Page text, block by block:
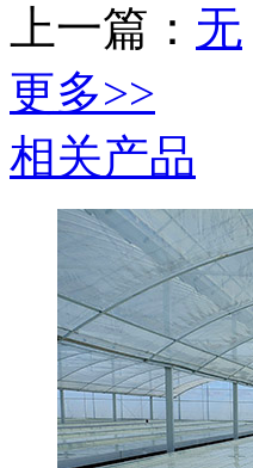
上一篇： 无
更多>>
相关产品